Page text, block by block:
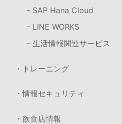
- SAP Hana Cloud
- LINE WORKS
- 生活情報関連サービス
・トレーニング
・情報セキュリティ
・飲食店情報